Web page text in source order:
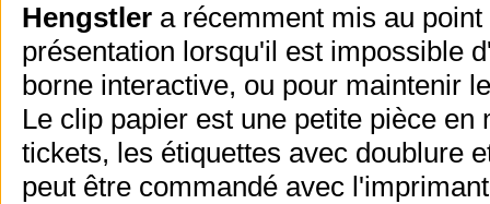
Hengstler a récemment mis au
présentation lorsqu'il est impossible
borne interactive, ou pour maintenir
Le clip papier est une petite pièce
tickets, les étiquettes avec doublure
peut être commandé avec